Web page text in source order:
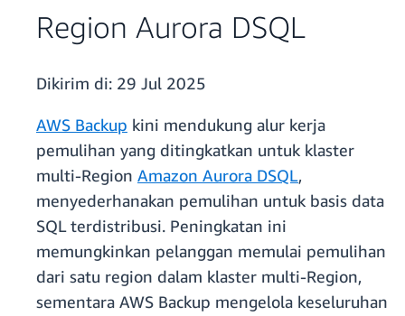
Region Aurora DSQL
Dikirim di: 29 Jul 2025
AWS Backup kini mendukung alur kerja
pemulihan yang ditingkatkan untuk klaster
multi-Region Amazon Aurora DSQL,
menyederhanakan pemulihan untuk basis data
SQL terdistribusi. Peningkatan ini
memungkinkan pelanggan memulai pemulihan
dari satu region dalam klaster multi-Region,
sementara AWS Backup mengelola keseluruhan